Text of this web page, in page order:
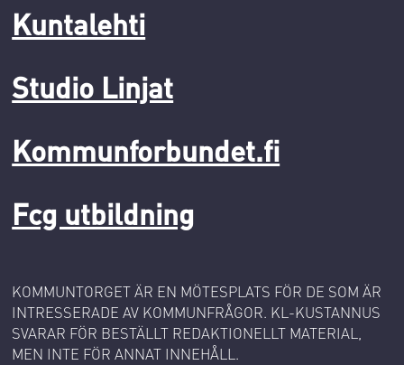
Kuntalehti
Studio Linjat
Kommunforbundet.fi
Fcg utbildning
KOMMUNTORGET ÄR EN MÖTESPLATS FÖR DE SOM ÄR
INTRESSERADE AV KOMMUNFRÅGOR. KL-KUSTANNUS
SVARAR FÖR BESTÄLLT REDAKTIONELLT MATERIAL,
MEN INTE FÖR ANNAT INNEHÅLL.